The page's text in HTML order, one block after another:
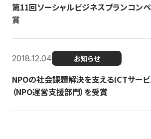
第11回ソーシャルビジネスプランコン
賞
2018.12.04 お知らせ
NPOの社会課題解決を支えるICTサー
（NPO運営支援部門）を受賞